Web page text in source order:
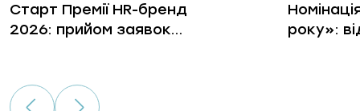
Старт Премії HR-бренд
2026: прийом заявок
року»: